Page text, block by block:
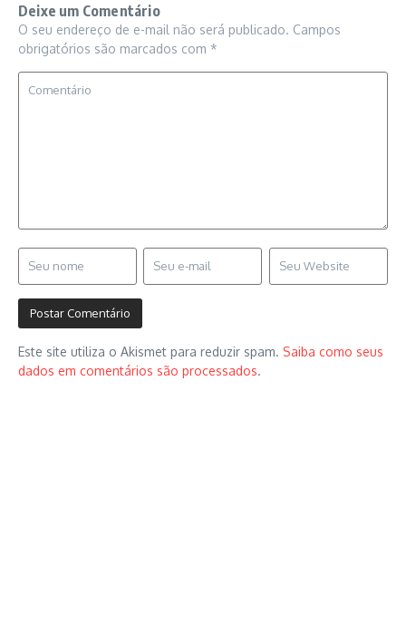
Deixe um Comentário
O seu endereço de e-mail não será publicado. Campos
obrigatórios são marcados com *
Este site utiliza o Akismet para reduzir spam. Saiba como seus
dados em comentários são processados.